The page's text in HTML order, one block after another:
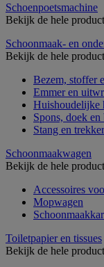
Schoenpoetsmachine
Bekijk de hele
Schoonmaak- en
Bekijk de hele
Bezem, stoffer
Emmer en
Huishoudelijke
Spons, doek en
Stang en
Schoonmaakwagen
Bekijk de hele
Accessoires
Mopwagen
Schoonmaakkar
Toiletpapier en tissues
Bekijk de hele